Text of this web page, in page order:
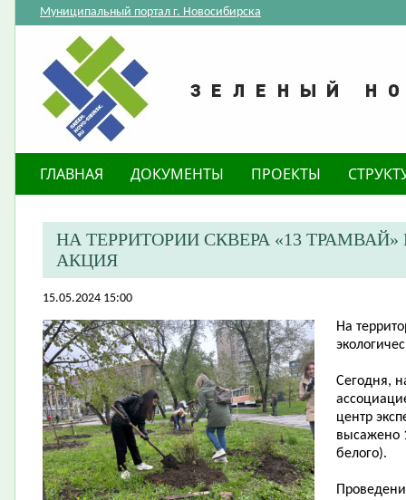
Муниципальный портал г. Новосибирска
ГЛАВНАЯ ДОКУМЕНТЫ ПРОЕКТЫ
​НА ТЕРРИТОРИИ СКВЕРА «13
АКЦИЯ
15.05.2024 15:00
​На
Сегодня,
центр
высажено
белого).